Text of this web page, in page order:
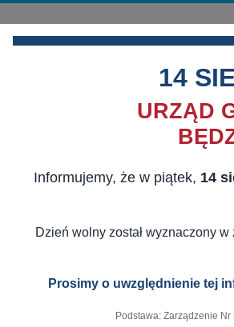
GMINA SAMORZĄD
PAŃSTWA LUB Z PAŃSTWOWYCH
14
URZĄD
Informujemy, że w piątek, 14
Dzień wolny został wyznaczony
Prosimy o uwzględnienie tej
Podstawa: Zarządzenie